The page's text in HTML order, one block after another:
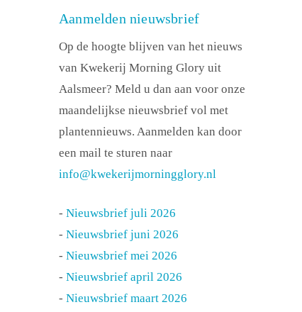
Aanmelden nieuwsbrief
Op de hoogte blijven van het nieuws
van Kwekerij Morning Glory uit
Aalsmeer? Meld u dan aan voor onze
maandelijkse nieuwsbrief vol met
plantennieuws. Aanmelden kan door
een mail te sturen naar
info@kwekerijmorningglory.nl
-Nieuwsbrief juli 2026
-Nieuwsbrief juni 2026
-Nieuwsbrief mei 2026
-Nieuwsbrief april 2026
-Nieuwsbrief maart 2026